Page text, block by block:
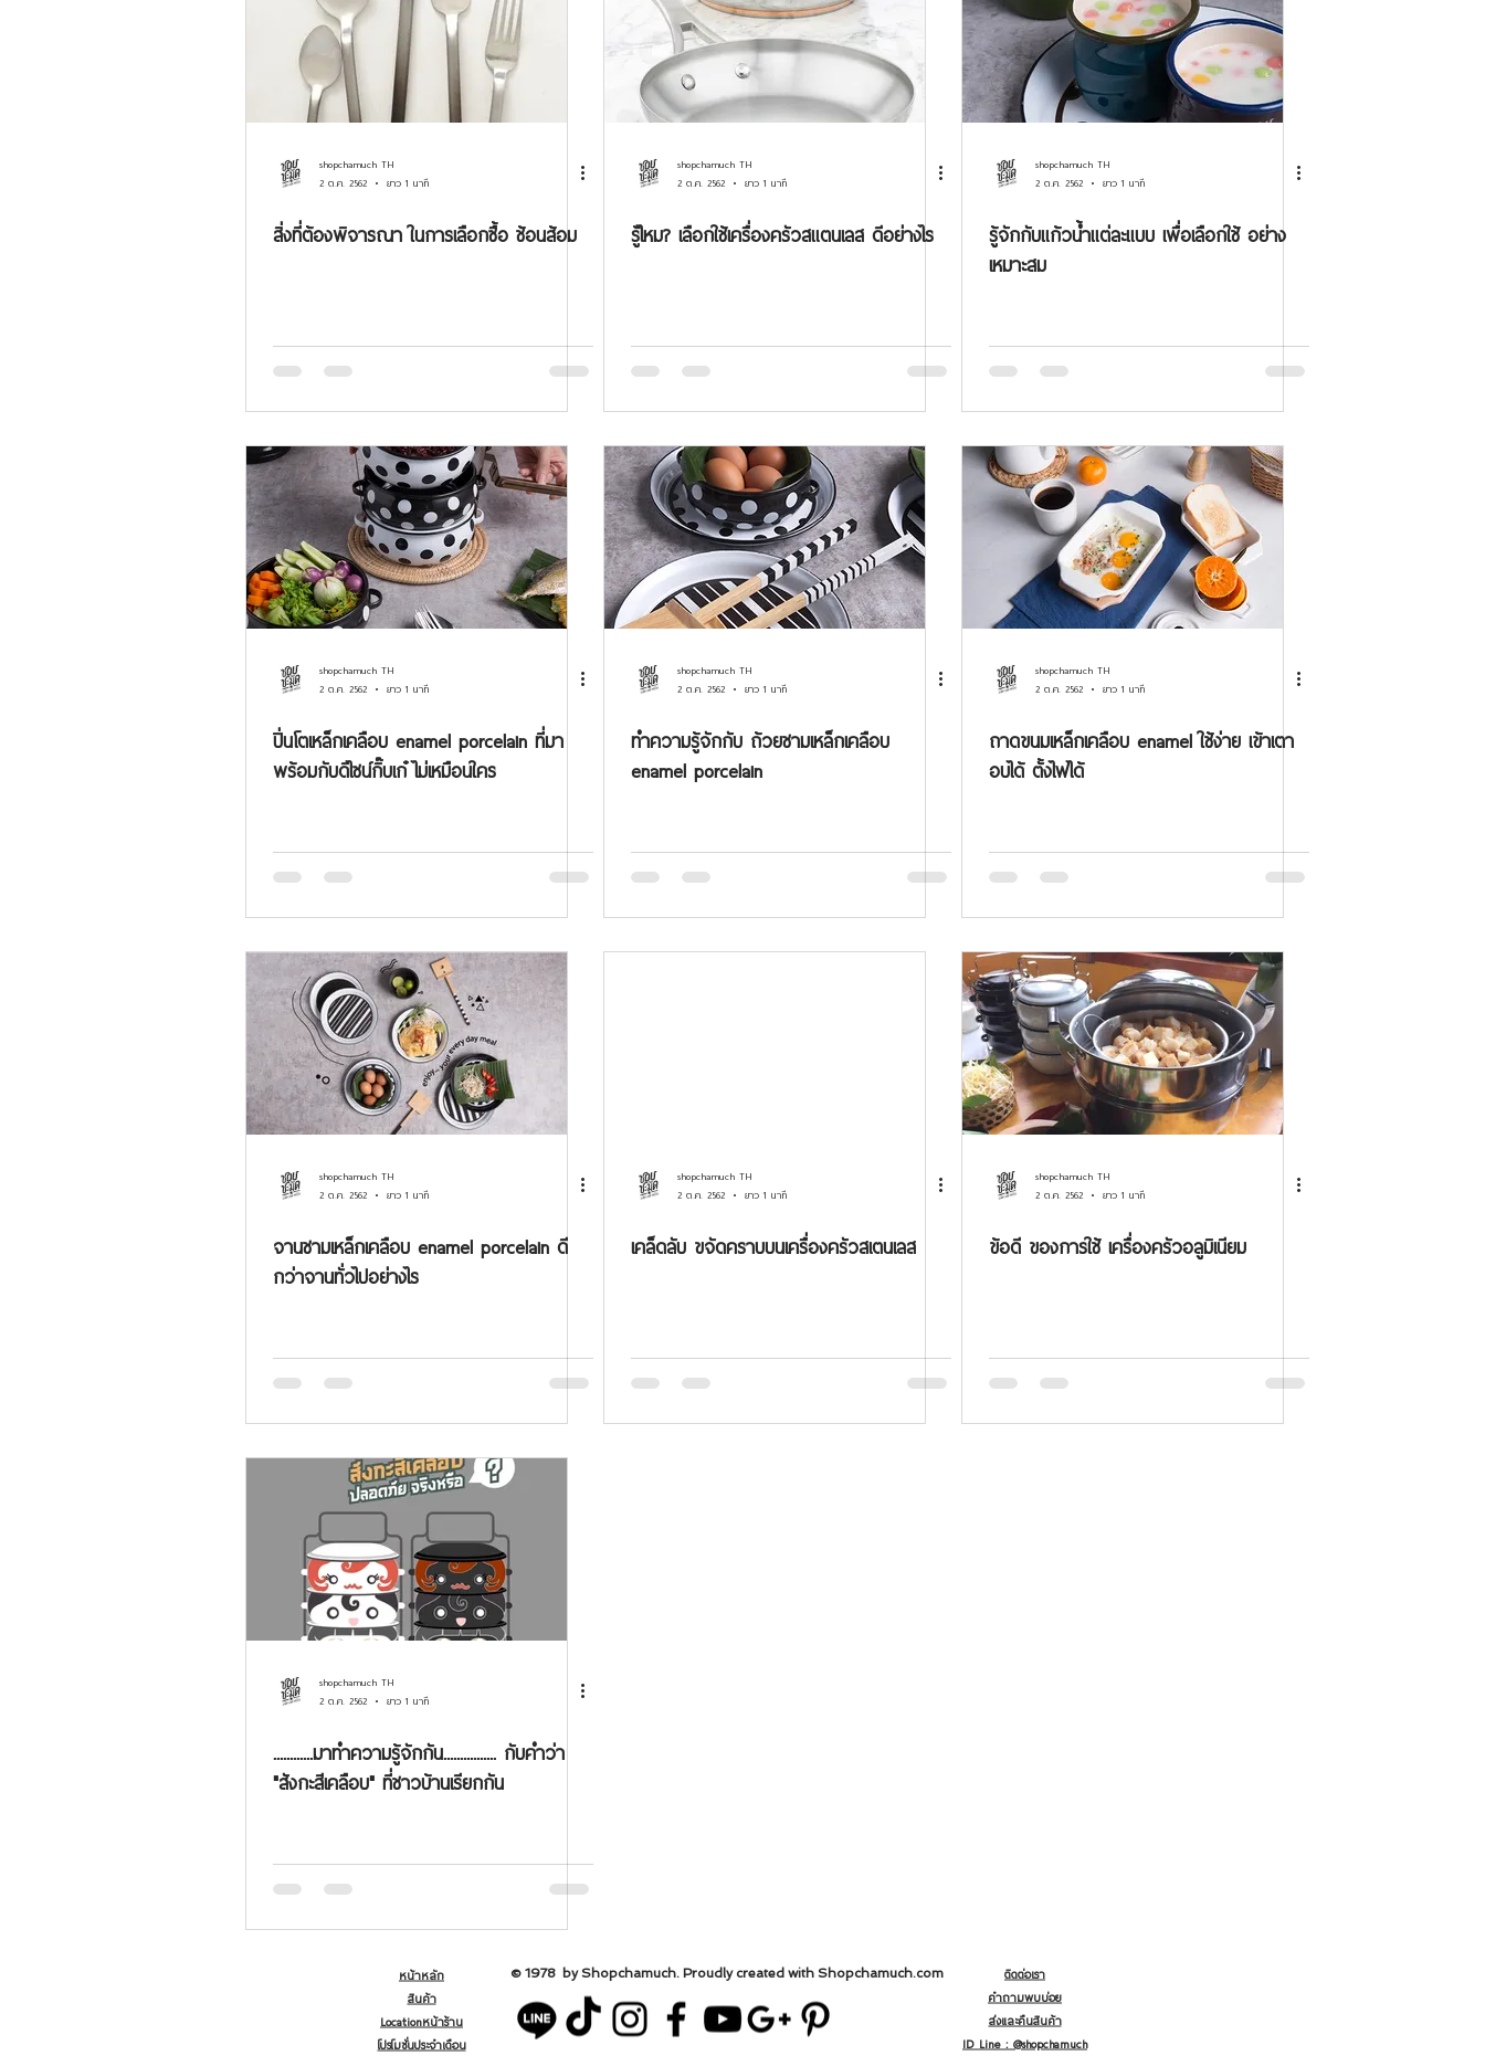
shopchamuch TH
2 ต.ค. 2562
ยาว 1 นาที
สิ่งที่ต้องพิจารณา ในการเลือกซื้อ ช้อนส้อม
shopchamuch TH
2 ต.ค. 2562
ยาว 1 นาที
รู้ไหม? เลือกใช้เครื่องครัวสแตนเลส ดีอย่างไร
shopchamuch TH
2 ต.ค. 2562
ยาว 1 นาที
รู้จักกับแก้วน้ำแต่ละแบบ เพื่อเลือกใช้ อย่าง
เหมาะสม
shopchamuch TH
2 ต.ค. 2562
ยาว 1 นาที
ปิ่นโตเหล็กเคลือบ enamel porcelain ที่มา
พร้อมกับดีไซน์กิ๊บเก๋ ไม่เหมือนใคร
shopchamuch TH
2 ต.ค. 2562
ยาว 1 นาที
ทำความรู้จักกับ ถ้วยชามเหล็กเคลือบ
enamel porcelain
shopchamuch TH
2 ต.ค. 2562
ยาว 1 นาที
ถาดขนมเหล็กเคลือบ enamel ใช้ง่าย เข้าเตา
อบได้ ตั้งไฟได้
shopchamuch TH
2 ต.ค. 2562
ยาว 1 นาที
จานชามเหล็กเคลือบ enamel porcelain ดี
กว่าจานทั่วไปอย่างไร
shopchamuch TH
2 ต.ค. 2562
ยาว 1 นาที
เคล็ดลับ ขจัดคราบบนเครื่องครัวสเตนเลส
shopchamuch TH
2 ต.ค. 2562
ยาว 1 นาที
ข้อดี ของการใช้ เครื่องครัวอลูมิเนียม
shopchamuch TH
2 ต.ค. 2562
ยาว 1 นาที
............มาทำความรู้จักกัน................ กับคำว่า
"สังกะสีเคลือบ" ที่ชาวบ้านเรียกกัน
หน้าหลัก
สินค้า
Locationหน้าร้าน
โปรโมชั่นประจำเดือน
ติดต่อเรา
คำถามพบบ่อย
ส่งและคืนสินค้า
ID Line : @shopchamuch
© 1978 by Shopchamuch. Proudly created with Shopchamuch.com